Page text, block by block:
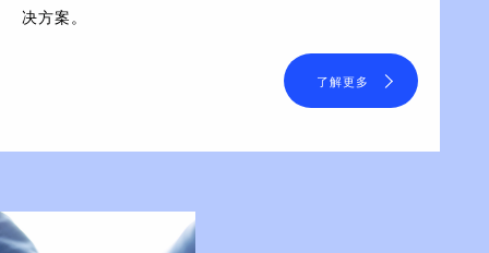
决方案。
了解更多